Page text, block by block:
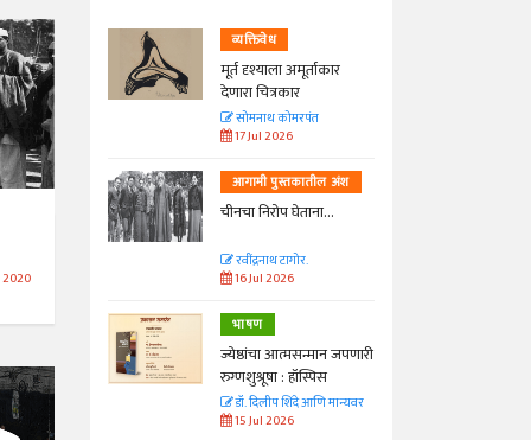
अंश
मान्यवर
व्यक्तिवेध
मूर्त दृश्याला अमूर्ताकार
देणारा चित्रकार
सोमनाथ कोमरपंत
17 Jul 2026
आगामी पुस्तकातील अंश
चीनचा निरोप घेताना...
रवींद्रनाथ टागोर.
16 Jul 2026
भाषण
ज्येष्ठांचा आत्मसन्मान जपणारी
रुग्णशुश्रूषा : हॉस्पिस
डॉ. दिलीप शिंदे आणि मान्यवर
15 Jul 2026